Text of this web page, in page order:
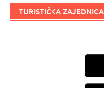
TURISTIČKA ZAJEDNICA